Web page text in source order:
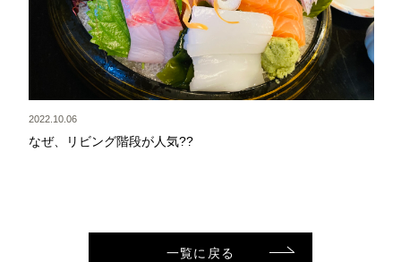
2022.10.06
なぜ、リビング階段が人気??
一覧に戻る